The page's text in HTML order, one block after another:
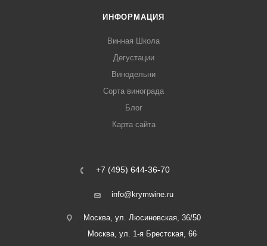
ИНФОРМАЦИЯ
Винная Школа
Дегустации
Винодельни
Сорта винограда
Блог
Карта сайта
+7 (495) 644-36-70
info@krymwine.ru
Москва, ул. Люсиновская, 36/50
Москва, ул. 1-я Брестская, 66